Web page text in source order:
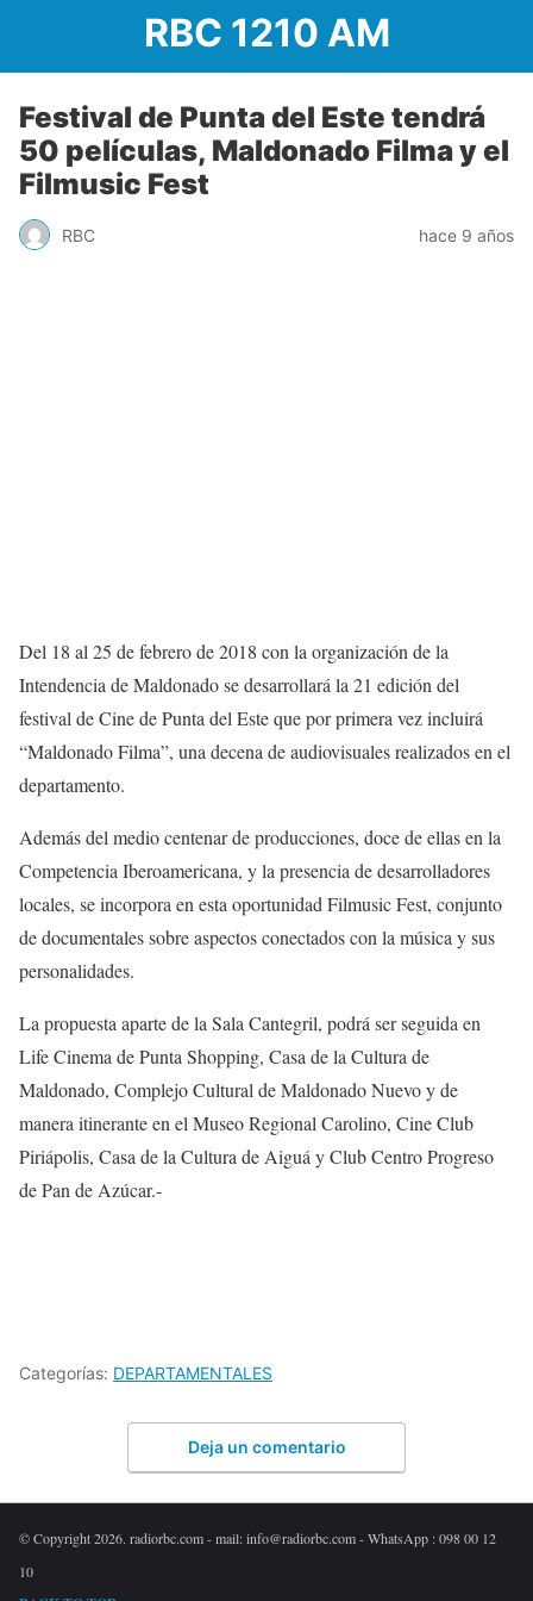
RBC 1210 AM
Festival de Punta del Este tendrá
50 películas, Maldonado Filma y el
Filmusic Fest
RBC hace 9 años
Del 18 al 25 de febrero de 2018 con la organización de la
Intendencia de Maldonado se desarrollará la 21 edición del
festival de Cine de Punta del Este que por primera vez incluirá
“Maldonado Filma”, una decena de audiovisuales realizados en el
departamento.
Además del medio centenar de producciones, doce de ellas en la
Competencia Iberoamericana, y la presencia de desarrolladores
locales, se incorpora en esta oportunidad Filmusic Fest, conjunto
de documentales sobre aspectos conectados con la música y sus
personalidades.
La propuesta aparte de la Sala Cantegril, podrá ser seguida en
Life Cinema de Punta Shopping, Casa de la Cultura de
Maldonado, Complejo Cultural de Maldonado Nuevo y de
manera itinerante en el Museo Regional Carolino, Cine Club
Piriápolis, Casa de la Cultura de Aiguá y Club Centro Progreso
de Pan de Azúcar.-
Categorías: DEPARTAMENTALES
Deja un comentario
© Copyright 2026. radiorbc.com - mail: info@radiorbc.com - WhatsApp : 098 00 12
10